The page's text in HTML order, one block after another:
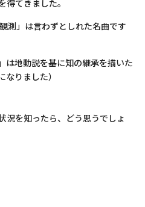
得てきました。
測」は言わずとしれた名曲です
は地動説を基に知の継承を描いた
りました）
況を知ったら、どう思うでしょ